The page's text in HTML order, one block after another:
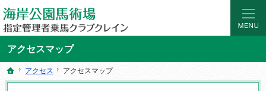
アクセスマップ
マンツーマンの乗馬レッスン。初めての乗馬レッスンやスクールなら仙台海岸公
海岸公園馬術場 指定管理者乗馬クラブクレイン｜宮城県仙台市の乗馬レッスン・
ホーム
アクセス アクセスマップ
ホーム
アクセス アクセスマップ